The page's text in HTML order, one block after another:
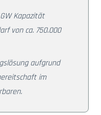
Kapazität
von ca. 750.000
aufgrund
im